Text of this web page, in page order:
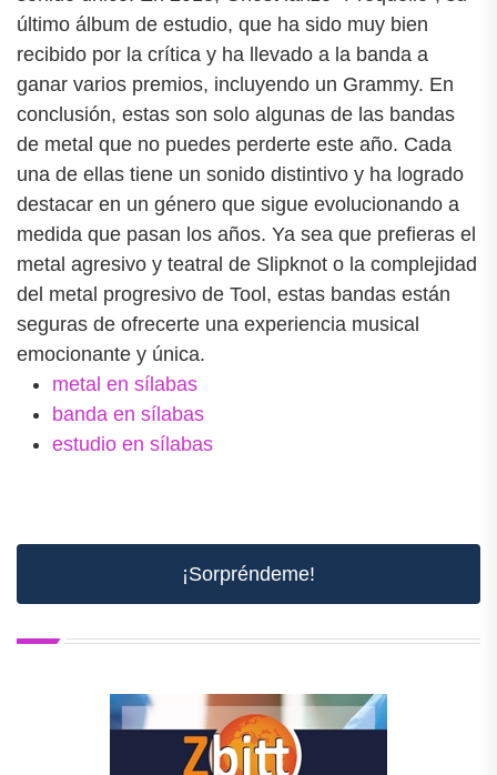
último álbum de estudio, que ha sido muy bien
recibido por la crítica y ha llevado a la banda a
ganar varios premios, incluyendo un Grammy. En
conclusión, estas son solo algunas de las bandas
de metal que no puedes perderte este año. Cada
una de ellas tiene un sonido distintivo y ha logrado
destacar en un género que sigue evolucionando a
medida que pasan los años. Ya sea que prefieras el
metal agresivo y teatral de Slipknot o la complejidad
del metal progresivo de Tool, estas bandas están
seguras de ofrecerte una experiencia musical
emocionante y única.
metal en sílabas
banda en sílabas
estudio en sílabas
¡Sorpréndeme!